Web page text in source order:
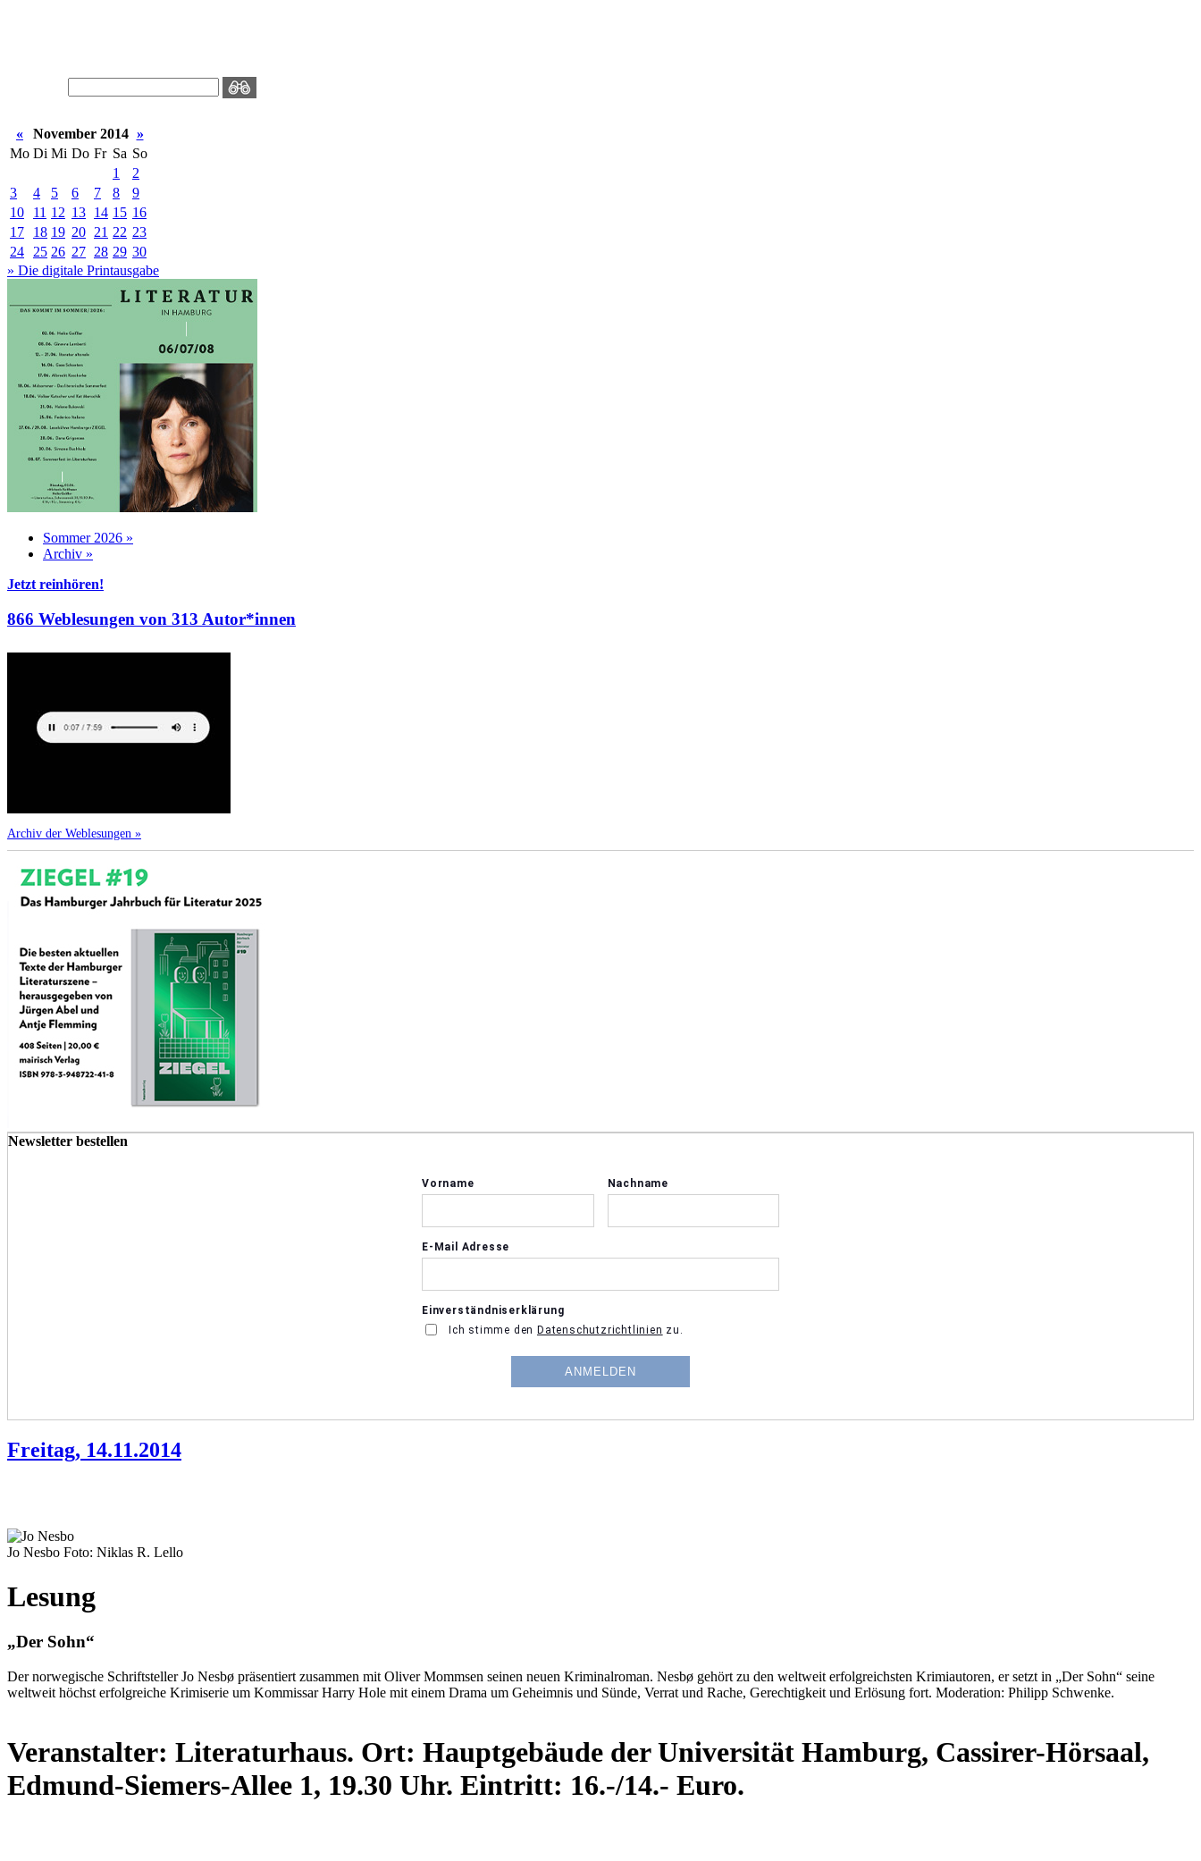
« November 2014 »
Mo Di Mi Do Fr Sa So
1
2
3
4 5 6 7 8
9
10
11 12 13 14 15 16
17
18 19 20 21 22 23
24
25 26 27 28 29 30
» Die digitale Printausgabe
Sommer 2026 »
Archiv »
Jetzt reinhören!
866 Weblesungen von 313 Autor*innen
Archiv der Weblesungen »
Newsletter bestellen
Freitag, 14.11.2014
Jo Nesbo Foto: Niklas R. Lello
Lesung
„Der Sohn“
Der norwegische Schriftsteller Jo Nesbø präsentiert zusammen mit Oliver Mommsen seinen neuen Kriminalroman. Nesbø gehört zu den weltweit erfolgreichsten Krimiautoren, er setzt in „Der Sohn“ seine
weltweit höchst erfolgreiche Krimiserie um Kommissar Harry Hole mit einem Drama um Geheimnis und Sünde, Verrat und Rache, Gerechtigkeit und Erlösung fort. Moderation: Philipp Schwenke.
Veranstalter: Literaturhaus. Ort: Hauptgebäude der Universität Hamburg, Cassirer-Hörsaal,
Edmund-Siemers-Allee 1, 19.30 Uhr. Eintritt: 16.-/14.- Euro.